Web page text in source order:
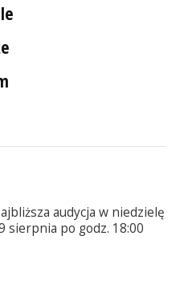
audycja w niedzielę,
sierpnia po godz. 18:00